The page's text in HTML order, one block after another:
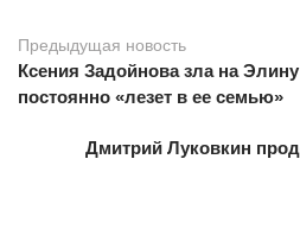
Предыдущая новость
Ксения Задойнова зла на
постоянно «лезет в ее семью»
Дмитрий Луковкин